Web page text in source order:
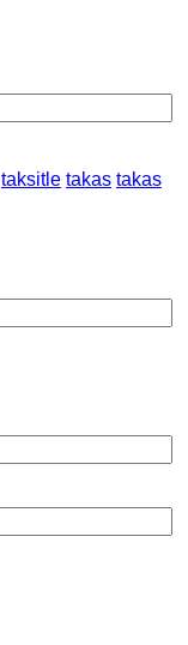
taksitle takas takas